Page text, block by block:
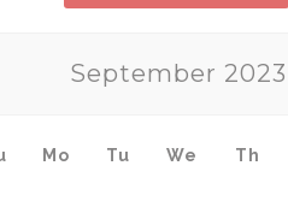
September 2023
Mo Tu We Th